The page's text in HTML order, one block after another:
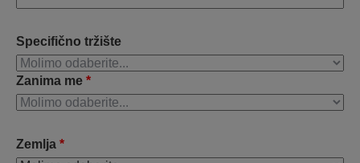
Specifično tržište
Zanima me *
Zemlja *